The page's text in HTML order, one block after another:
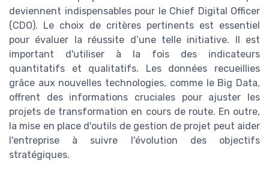
deviennent indispensables pour le Chief Digital Officer
(CDO). Le choix de critères pertinents est essentiel
pour évaluer la réussite d’une telle initiative. Il est
important d'utiliser à la fois des indicateurs
quantitatifs et qualitatifs. Les données recueillies
grâce aux nouvelles technologies, comme le Big Data,
offrent des informations cruciales pour ajuster les
projets de transformation en cours de route. En outre,
la mise en place d'outils de gestion de projet peut aider
l'entreprise à suivre l'évolution des objectifs
stratégiques.